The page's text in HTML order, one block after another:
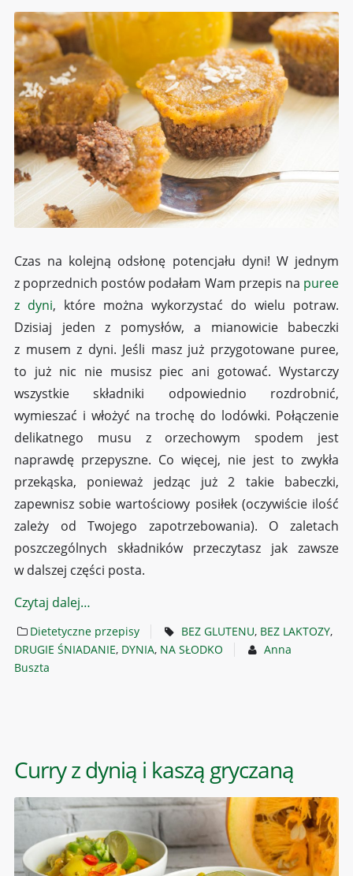
Czas na kolejną odsłonę potencjału dyni! W jednym
z poprzednich postów podałam Wam przepis na puree
z dyni, które można wykorzystać do wielu potraw.
Dzisiaj jeden z pomysłów, a mianowicie babeczki
z musem z dyni. Jeśli masz już przygotowane puree,
to już nic nie musisz piec ani gotować. Wystarczy
wszystkie składniki odpowiednio rozdrobnić,
wymieszać i włożyć na trochę do lodówki. Połączenie
delikatnego musu z orzechowym spodem jest
naprawdę przepyszne. Co więcej, nie jest to zwykła
przekąska, ponieważ jedząc już 2 takie babeczki,
zapewnisz sobie wartościowy posiłek (oczywiście ilość
zależy od Twojego zapotrzebowania). O zaletach
poszczególnych składników przeczytasz jak zawsze
w dalszej części posta.
Czytaj dalej…
Dietetyczne przepisy BEZ GLUTENU, BEZ LAKTOZY,
DRUGIE ŚNIADANIE, DYNIA, NA SŁODKO
Anna
Buszta
Curry z dynią i kaszą gryczaną